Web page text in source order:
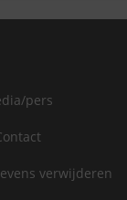
pers
verwijderen